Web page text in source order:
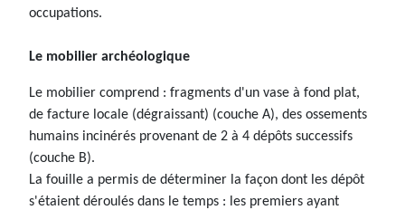
occupations.
Le mobilier archéologique
Le mobilier comprend : fragments d'un vase à fond plat,
de facture locale (dégraissant) (couche A), des ossements
humains incinérés provenant de 2 à 4 dépôts successifs
(couche B).
La fouille a permis de déterminer la façon dont les dépôt
s'étaient déroulés dans le temps : les premiers ayant